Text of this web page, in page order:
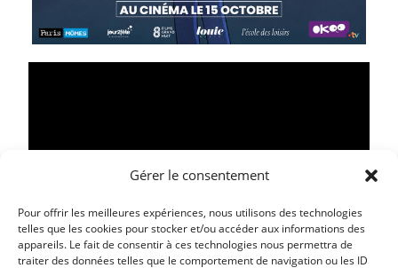
Gérer le consentement
Pour offrir les meilleures expériences, nous utilisons des technologies
telles que les cookies pour stocker et/ou accéder aux informations des
appareils. Le fait de consentir à ces technologies nous permettra de
traiter des données telles que le comportement de navigation ou les ID